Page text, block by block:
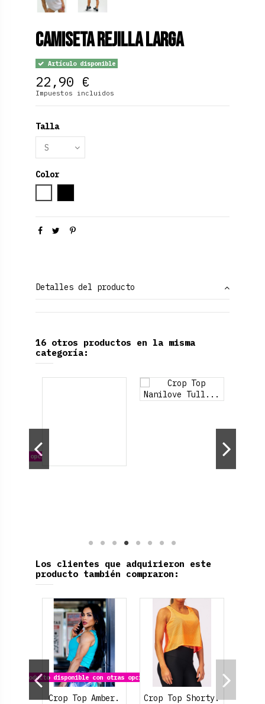
Camiseta Rejilla Larga
Artículo disponible
22,90 €
Impuestos incluidos
Talla
Color
Detalles del producto
16 otros productos en la misma
categoría:
otras opciones
Los clientes que adquirieron este
producto también compraron:
Producto disponible con otras opciones
Crop Top Amber. Crop Top Shorty.